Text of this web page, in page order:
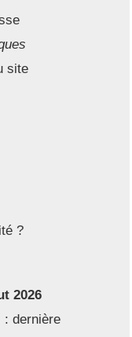
site
?
2026
: dernière